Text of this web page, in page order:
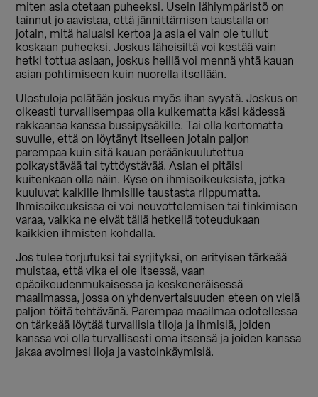
miten asia otetaan puheeksi. Usein lähiympäristö on
tainnut jo aavistaa, että jännittämisen taustalla on
jotain, mitä haluaisi kertoa ja asia ei vain ole tullut
koskaan puheeksi. Joskus läheisiltä voi kestää vain
hetki tottua asiaan, joskus heillä voi mennä yhtä kauan
asian pohtimiseen kuin nuorella itsellään.
Ulostuloja pelätään joskus myös ihan syystä. Joskus on
oikeasti turvallisempaa olla kulkematta käsi kädessä
rakkaansa kanssa bussipysäkille. Tai olla kertomatta
suvulle, että on löytänyt itselleen jotain paljon
parempaa kuin sitä kauan peräänkuulutettua
poikaystävää tai tyttöystävää. Asian ei pitäisi
kuitenkaan olla näin. Kyse on ihmisoikeuksista, jotka
kuuluvat kaikille ihmisille taustasta riippumatta.
Ihmisoikeuksissa ei voi neuvottelemisen tai tinkimisen
varaa, vaikka ne eivät tällä hetkellä toteudukaan
kaikkien ihmisten kohdalla.
Jos tulee torjutuksi tai syrjityksi, on erityisen tärkeää
muistaa, että vika ei ole itsessä, vaan
epäoikeudenmukaisessa ja keskeneräisessä
maailmassa, jossa on yhdenvertaisuuden eteen on vielä
paljon töitä tehtävänä. Parempaa maailmaa odotellessa
on tärkeää löytää turvallisia tiloja ja ihmisiä, joiden
kanssa voi olla turvallisesti oma itsensä ja joiden kanssa
jakaa avoimesi iloja ja vastoinkäymisiä.